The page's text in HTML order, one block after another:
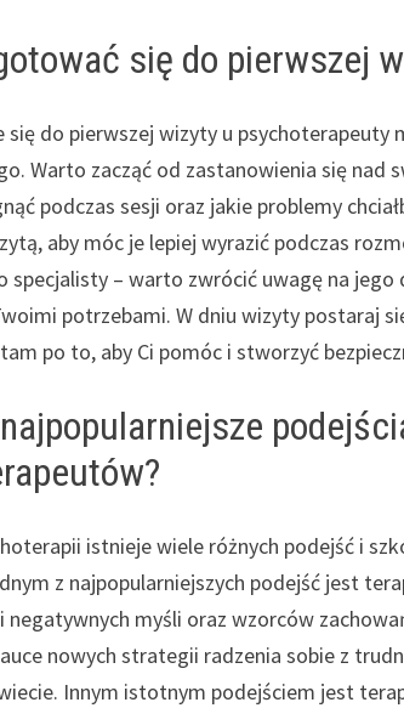
się do pierwszej
do pierwszej wizyty u psychoterapeuty
Warto zacząć od zastanowienia się
podczas sesji oraz jakie problemy
aby móc je lepiej wyrazić podczas
specjalisty – warto zwrócić uwagę na
potrzebami. W dniu wizyty postaraj
po to, aby Ci pomóc i stworzyć
istnieje wiele różnych podejść i
z najpopularniejszych podejść jest
myśli oraz wzorców
nowych strategii radzenia sobie z
Innym istotnym podejściem jest